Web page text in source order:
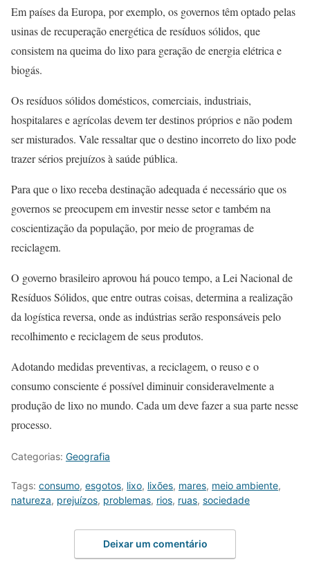
Em países da Europa, por exemplo, os governos têm optado pelas
usinas de recuperação energética de resíduos sólidos, que
consistem na queima do lixo para geração de energia elétrica e
biogás.
Os resíduos sólidos domésticos, comerciais, industriais,
hospitalares e agrícolas devem ter destinos próprios e não podem
ser misturados. Vale ressaltar que o destino incorreto do lixo pode
trazer sérios prejuízos à saúde pública.
Para que o lixo receba destinação adequada é necessário que os
governos se preocupem em investir nesse setor e também na
coscientização da população, por meio de programas de
reciclagem.
O governo brasileiro aprovou há pouco tempo, a Lei Nacional de
Resíduos Sólidos, que entre outras coisas, determina a realização
da logística reversa, onde as indústrias serão responsáveis pelo
recolhimento e reciclagem de seus produtos.
Adotando medidas preventivas, a reciclagem, o reuso e o
consumo consciente é possível diminuir consideravelmente a
produção de lixo no mundo. Cada um deve fazer a sua parte nesse
processo.
Categorias: Geografia
Tags: consumo, esgotos, lixo, lixões, mares, meio ambiente,
natureza, prejuízos, problemas, rios, ruas, sociedade
Deixar um comentário